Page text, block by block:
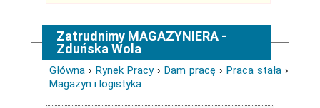
Zatrudnimy MAGAZYNIERA -
Zduńska Wola
Główna › Rynek Pracy› Dam pracę › Praca stała ›
Magazyn i logistyka